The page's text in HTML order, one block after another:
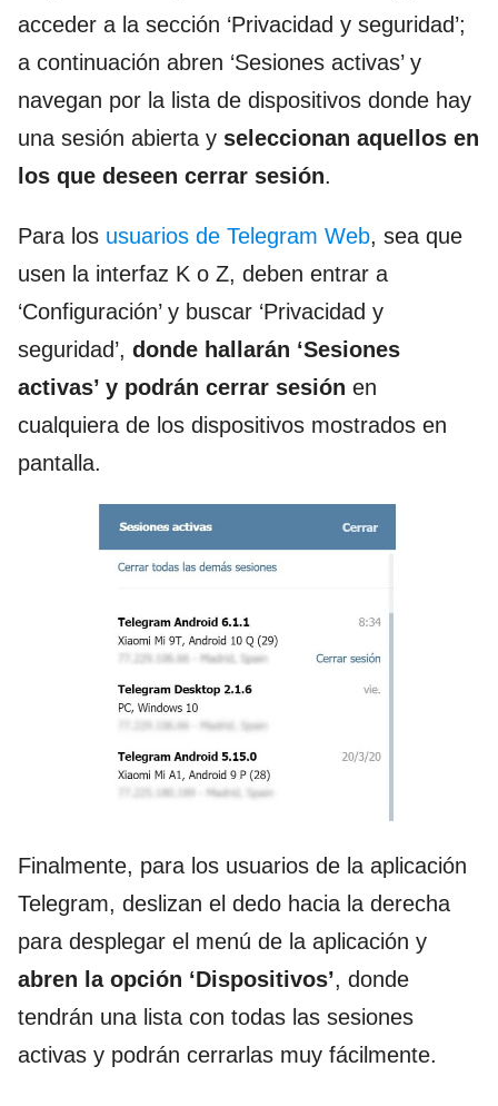
acceder a la sección ‘Privacidad y seguridad’;
a continuación abren ‘Sesiones activas’ y
navegan por la lista de dispositivos donde hay
una sesión abierta y seleccionan aquellos en
los que deseen cerrar sesión.
Para los usuarios de Telegram Web, sea que
usen la interfaz K o Z, deben entrar a
‘Configuración’ y buscar ‘Privacidad y
seguridad’, donde hallarán ‘Sesiones
activas’ y podrán cerrar sesión en
cualquiera de los dispositivos mostrados en
pantalla.
Finalmente, para los usuarios de la aplicación
Telegram, deslizan el dedo hacia la derecha
para desplegar el menú de la aplicación y
abren la opción ‘Dispositivos’, donde
tendrán una lista con todas las sesiones
activas y podrán cerrarlas muy fácilmente.